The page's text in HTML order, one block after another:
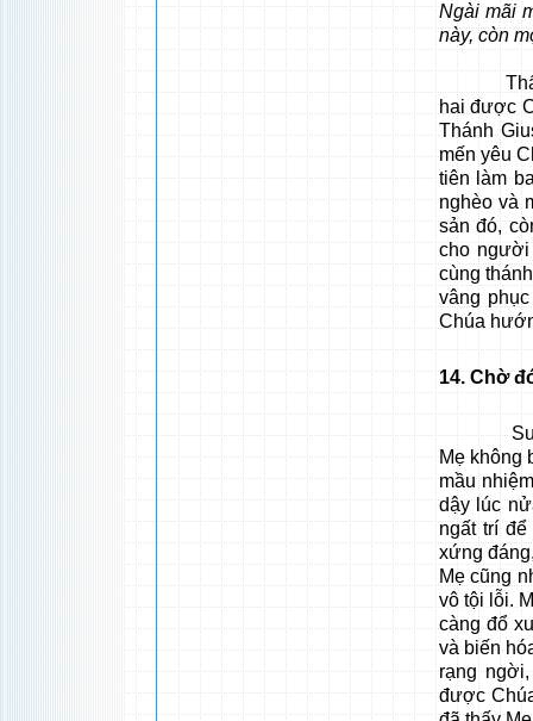
Ngài mãi
này, còn
Thấy
hai được
Thánh
mến yêu
tiên làm
nghèo và
sản đó,
cho người
cùng
vâng
Chúa
14. Chờ
Suốt 6
Mẹ không
mầu
dậy lúc
ngất trí
xứng
Mẹ cũng
vô tội lỗi.
càng đổ
và biến
rạng
được